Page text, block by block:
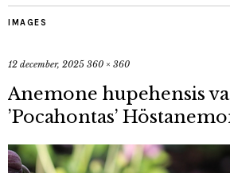
IMAGES
12 december, 2025 360 × 360
Anemone hupehensis
’Pocahontas’